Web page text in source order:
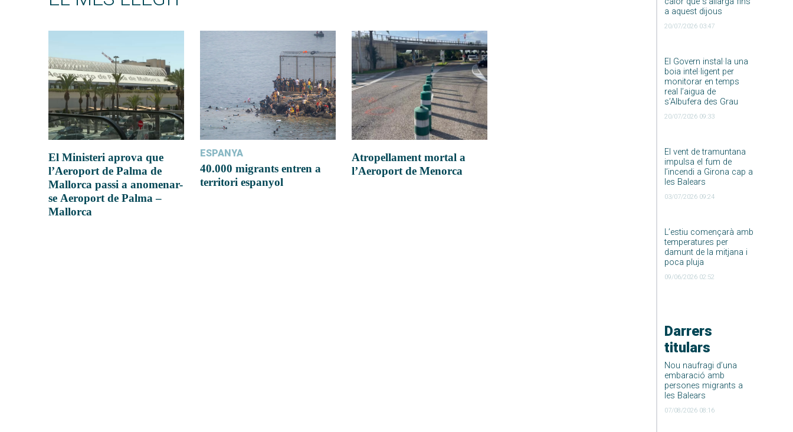
a aquest dijous
20/07/2026 03:47
El Govern instal·la una
boia intel·ligent per
monitorar en temps
real l’aigua de
s’Albufera des Grau
20/07/2026 09:33
El vent de tramuntana
impulsa el fum de
l’incendi a Girona cap a
les Balears
03/07/2026 09:24
L’estiu començarà amb
temperatures per
damunt de la mitjana i
poca pluja
09/06/2026 02:52
Darrers
titulars
Nou naufragi d’una
embaració amb
persones migrants a
les Balears
07/08/2026 08:16
El Ministeri aprova que
l’Aeroport de Palma de
Mallorca passi a anomenar-
se Aeroport de Palma –
Mallorca
ESPANYA
40.000 migrants entren a
territori espanyol
Atropellament mortal a
l’Aeroport de Menorca